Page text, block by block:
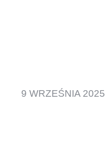
9 WRZEŚNIA 2025